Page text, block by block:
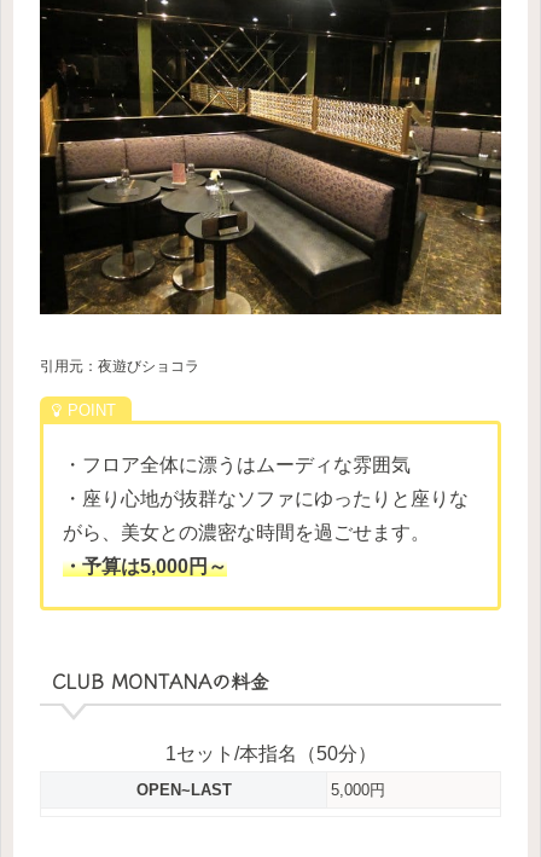
引用元：夜遊びショコラ
・フロア全体に漂うはムーディな雰囲気
・座り心地が抜群なソファにゆったりと座りな
がら、美女との濃密な時間を過ごせます。
・予算は5,000円～
CLUB MONTANAの料金
1セット/本指名（50分）
OPEN~LAST 5,000円